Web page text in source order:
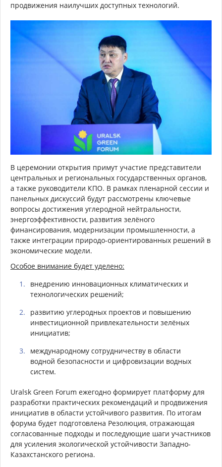
продвижения наилучших доступных технологий.
В церемонии открытия примут участие представители
центральных и региональных государственных органов,
а также руководители КПО. В рамках пленарной сессии и
панельных дискуссий будут рассмотрены ключевые
вопросы достижения углеродной нейтральности,
энергоэффективности, развития зелёного
финансирования, модернизации промышленности, а
также интеграции природо-ориентированных решений в
экономические модели.
Особое внимание будет уделено:
внедрению инновационных климатических и
технологических решений;
развитию углеродных проектов и повышению
инвестиционной привлекательности зелёных
инициатив;
международному сотрудничеству в области
водной безопасности и цифровизации водных
систем.
Uralsk Green Forum ежегодно формирует платформу для
разработки практических рекомендаций и продвижения
инициатив в области устойчивого развития. По итогам
форума будет подготовлена Резолюция, отражающая
согласованные подходы и последующие шаги участников
для усиления экологической устойчивости Западно-
Казахстанского региона.